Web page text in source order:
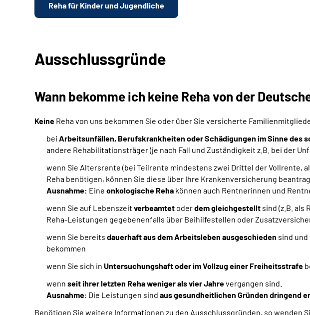
Reha für Kinder und Jugendliche
Ausschlussgründe
Wann bekomme ich keine Reha von der
Keine Reha von uns bekommen Sie oder über Sie versicherte
bei Arbeitsunfällen, Berufskrankheiten oder Schädigungen im Sinne des
andere Rehabilitationsträger (je nach Fall und Zuständigkeit z.B. bei der
wenn Sie Altersrente (bei Teilrente mindestens zwei Drittel der Vollrente,
Reha benötigen, können Sie diese über Ihre Krankenversicherung
Ausnahme: Eine onkologische Reha können auch Rentnerinnen und
wenn Sie auf Lebenszeit verbeamtet oderdem gleichgestellt sind (z.B. als
Reha-Leistungen gegebenenfalls über Beihilfestellen oder
wenn Sie bereits dauerhaft aus dem Arbeitsleben ausgeschieden sind
bekommen
wenn Sie sich in Untersuchungshaft oder im Vollzug einer Freiheitsstrafe
wenn seit ihrer letzten Reha weniger als vier Jahrevergangen sind.
Ausnahme: Die Leistungen sind aus gesundheitlichen Gründen dringend
Benötigen Sie weitere Informationen zu den Ausschlussgründen, so